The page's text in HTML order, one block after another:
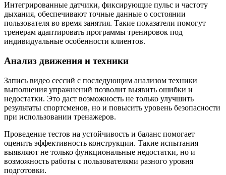
Интегрированные датчики, фиксирующие пульс и частоту
дыхания, обеспечивают точные данные о состоянии
пользователя во время занятия. Такие показатели помогут
тренерам адаптировать программы тренировок под
индивидуальные особенности клиентов.
Анализ движения и техники
Запись видео сессий с последующим анализом техники
выполнения упражнений позволит выявить ошибки и
недостатки. Это даст возможность не только улучшить
результаты спортсменов, но и повысить уровень безопасности
при использовании тренажеров.
Проведение тестов на устойчивость и баланс помогает
оценить эффективность конструкции. Такие испытания
выявляют не только функциональные недостатки, но и
возможность работы с пользователями разного уровня
подготовки.